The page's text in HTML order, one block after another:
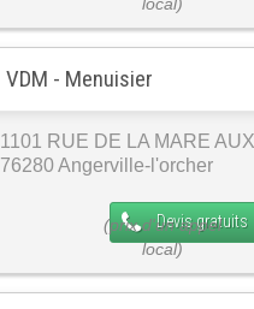
VDM - Menuisier
1101 RUE DE LA MARE
76280 Angerville-l'orcher
Devis gratuits